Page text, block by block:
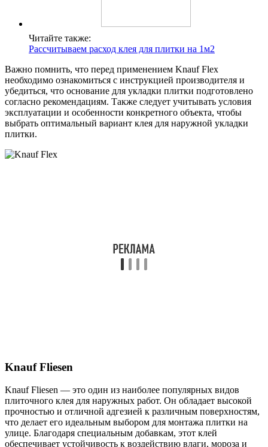
Читайте также:
Рассчитываем расход клея для плитки на 1м2
Важно помнить, что перед применением Knauf Flex
необходимо ознакомиться с инструкцией производителя и
убедиться, что основание для укладки плитки подготовлено
согласно рекомендациям. Также следует учитывать условия
эксплуатации и особенности конкретного объекта, чтобы
выбрать оптимальный вариант клея для наружной укладки
плитки.
Knauf Fliesen
Knauf Fliesen — это один из наиболее популярных видов
плиточного клея для наружных работ. Он обладает высокой
прочностью и отличной адгезией к различным поверхностям,
что делает его идеальным выбором для монтажа плитки на
улице. Благодаря специальным добавкам, этот клей
обеспечивает устойчивость к воздействию влаги, мороза и